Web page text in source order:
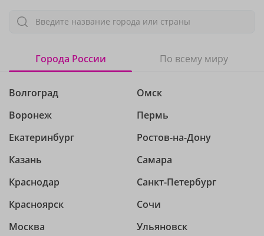
Введите название города или страны
Города России По всему миру
Волгоград
Воронеж
Екатеринбург
Казань
Краснодар
Красноярск
Москва
Омск
Пермь
Ростов-на-Дону
Самара
Санкт-Петербург
Сочи
Ульяновск